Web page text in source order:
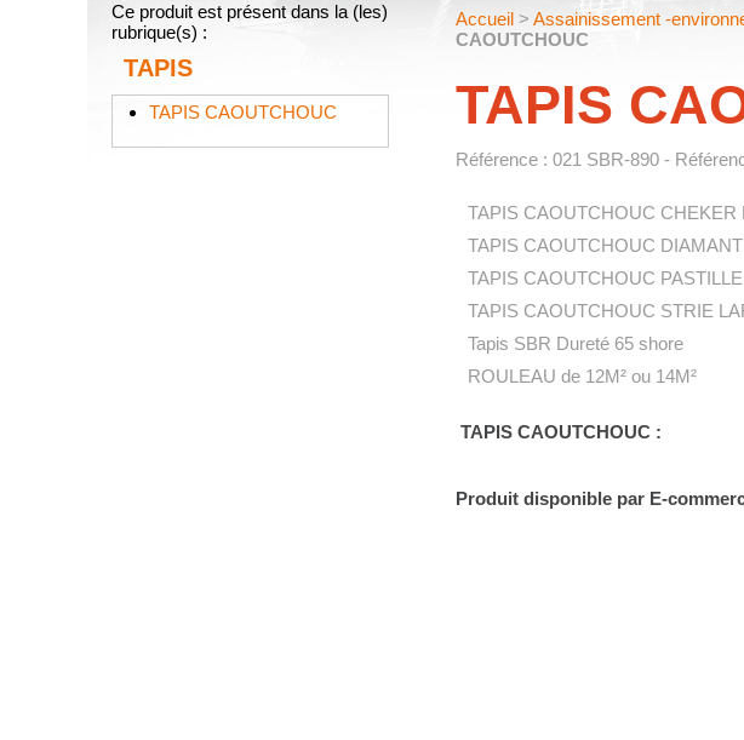
Ce produit est présent dans la (les)
rubrique(s) :
TAPIS
TAPIS CAOUTCHOUC
Accueil > Assainissement -
CAOUTCHOUC
TAPIS
Référence : 021 SBR-890 -
TAPIS CAOUTCHOUC CHEKER
TAPIS CAOUTCHOUC
TAPIS CAOUTCHOUC
TAPIS CAOUTCHOUC STRIE
Tapis SBR Dureté 65 shore
ROULEAU de 12M² ou 14M²
TAPIS CAOUTCHOUC :
Produit disponible par E-